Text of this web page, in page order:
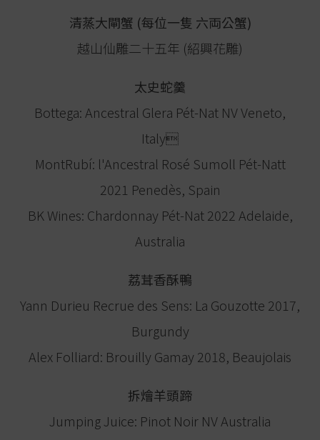
清蒸大閘蟹 (每位一隻 六両公蟹)
越山仙雕二十五年 (紹興花雕)
太史蛇羹
Bottega: Ancestral Glera Pét-Nat NV Veneto,
Italy
MontRubí: l'Ancestral Rosé Sumoll Pét-Natt
2021 Penedès, Spain
BK Wines: Chardonnay Pét-Nat 2022 Adelaide,
Australia
荔茸香酥鴨
Yann Durieu Recrue des Sens: La Gouzotte 2017,
Burgundy
Alex Folliard: Brouilly Gamay 2018, Beaujolais
拆燴羊頭蹄
Jumping Juice: Pinot Noir NV Australia